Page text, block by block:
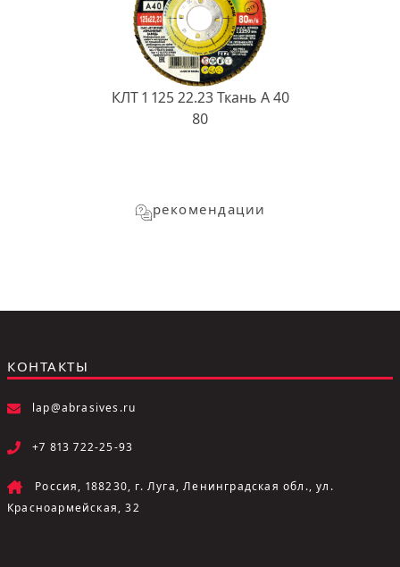
КЛТ 1 125 22.23 Ткань A 40
80
рекомендации
КОНТАКТЫ
lap@abrasives.ru
+7 813 722-25-93
Россия, 188230, г. Луга, Ленинградская обл., ул.
Красноармейская, 32